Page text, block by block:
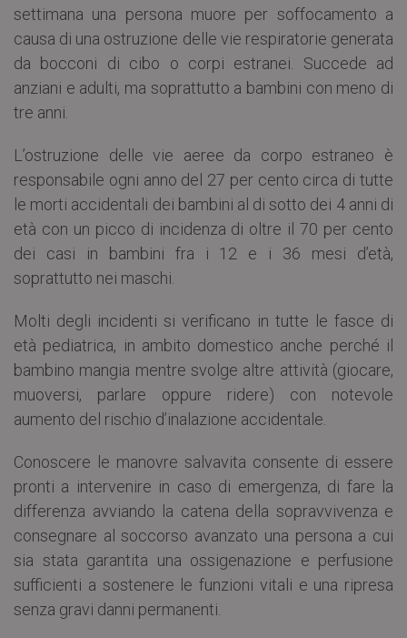
settimana una persona muore per soffocamento a
causa di una ostruzione delle vie respiratorie generata
da bocconi di cibo o corpi estranei. Succede ad
anziani e adulti, ma soprattutto a bambini con meno di
tre anni.
L’ostruzione delle vie aeree da corpo estraneo è
responsabile ogni anno del 27 per cento circa di tutte
le morti accidentali dei bambini al di sotto dei 4 anni di
età con un picco di incidenza di oltre il 70 per cento
dei casi in bambini fra i 12 e i 36 mesi d’età,
soprattutto nei maschi.
Molti degli incidenti si verificano in tutte le fasce di
età pediatrica, in ambito domestico anche perché il
bambino mangia mentre svolge altre attività (giocare,
muoversi, parlare oppure ridere) con notevole
aumento del rischio d’inalazione accidentale.
Conoscere le manovre salvavita consente di essere
pronti a intervenire in caso di emergenza, di fare la
differenza avviando la catena della sopravvivenza e
consegnare al soccorso avanzato una persona a cui
sia stata garantita una ossigenazione e perfusione
sufficienti a sostenere le funzioni vitali e una ripresa
senza gravi danni permanenti.